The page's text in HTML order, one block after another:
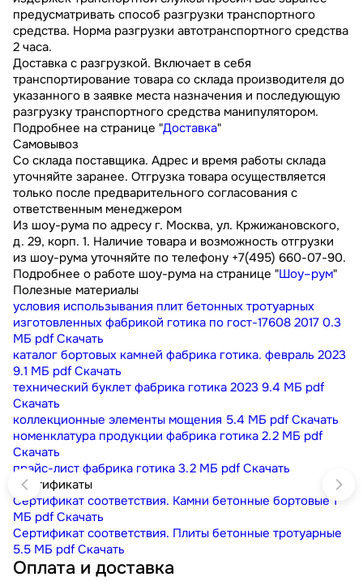
предусматривать способ разгрузки транспортного
средства. Норма разгрузки автотранспортного средства
2 часа.
Доставка с разгрузкой. Включает в себя
транспортирование товара со склада производителя до
указанного в заявке места назначения и последующую
разгрузку транспортного средства манипулятором.
Подробнее на странице "Доставка"
Самовывоз
Со склада поставщика. Адрес и время работы склада
уточняйте заранее. Отгрузка товара осуществляется
только после предварительного согласования с
ответственным менеджером
Из шоу-рума по адресу г. Москва, ул. Кржижановского,
д. 29, корп. 1. Наличие товара и возможность отгрузки
из шоу-рума уточняйте по телефону +7(495) 660-07-90.
Подробнее о работе шоу-рума на странице "Шоу–рум"
Полезные материалы
условия использывания плит бетонных тротуарных
изготовленных фабрикой готика по гост-17608 2017 0.3
МБ pdf Скачать
каталог бортовых камней фабрика готика. февраль 2023
9.1 МБ pdf Скачать
технический буклет фабрика готика 2023 9.4 МБ pdf
Скачать
коллекционные элементы мощения 5.4 МБ pdf Скачать
номенклатура продукции фабрика готика 2.2 МБ pdf
Скачать
прайс-лист фабрика готика 3.2 МБ pdf Скачать
Сертификаты
Сертификат соответствия. Камни бетонные бортовые 1
МБ pdf Скачать
Сертификат соответствия. Плиты бетонные тротуарные
5.5 МБ pdf Скачать
Оплата и доставка